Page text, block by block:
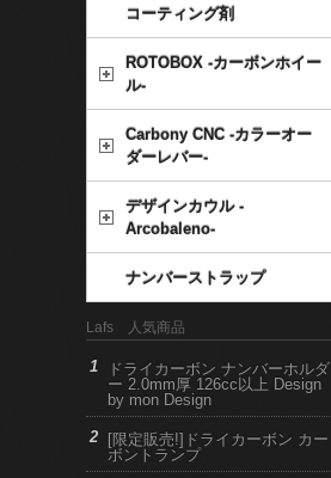
コーティング剤
ROTOBOX -カーボンホイー
ル-
Carbony CNC -カラーオー
ダーレバー-
デザインカウル -
Arcobaleno-
ナンバーストラップ
Lafs 人気商品
ドライカーボン ナンバーホルダ
ー 2.0mm厚 126cc以上 Design
by mon Design
[限定販売!]ドライカーボン カー
ボントランプ